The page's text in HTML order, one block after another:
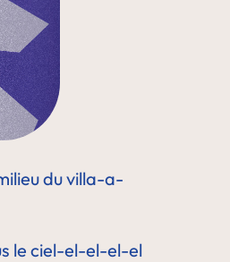
du villa-a-
le ciel-el-el-el-el